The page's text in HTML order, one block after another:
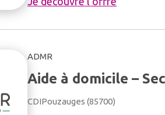
ADMR
Aide à domicile –
CDIPouzauges (85700)